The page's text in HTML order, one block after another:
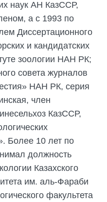
наук АН КазССР,
а с 1993 по
Диссертационного
и кандидатских
зоологии НАН РК;
совета журналов
НАН РК, серия
член
КазССР,
Более 10 лет по
должность
Казахского
им. аль-Фараби
факультета